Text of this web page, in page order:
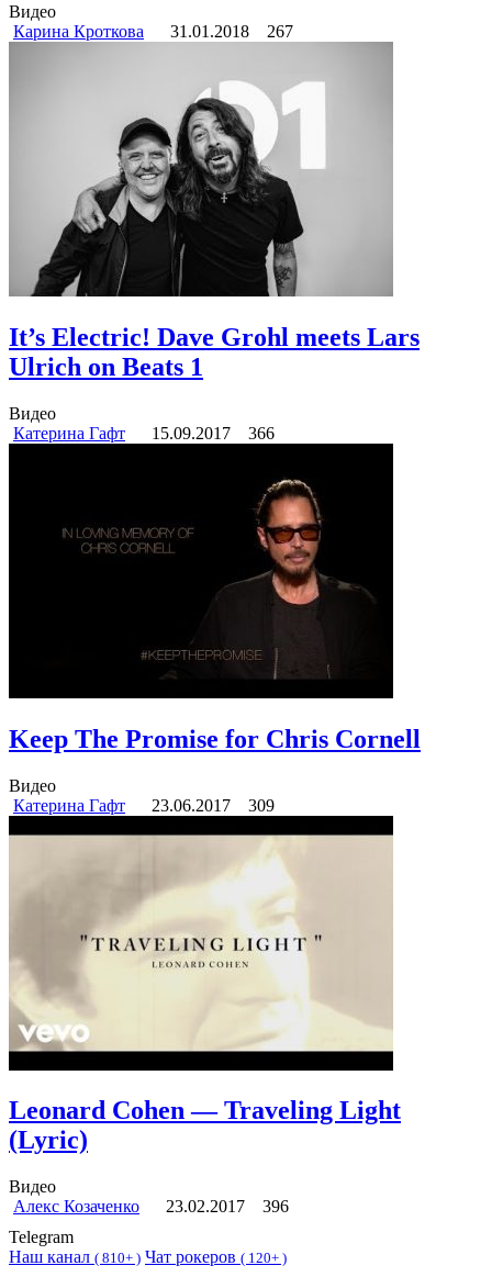
Видео
Карина Кроткова
31.01.2018 267
It’s Electric! Dave Grohl meets Lars
Ulrich on Beats 1
Видео
Катерина Гафт
15.09.2017 366
Keep The Promise for Chris Cornell
Видео
Катерина Гафт
23.06.2017 309
Leonard Cohen — Traveling Light
(Lyric)
Видео
Алекс Козаченко
23.02.2017
396
Telegram
Наш канал ( 810+ ) Чат рокеров ( 120+ )